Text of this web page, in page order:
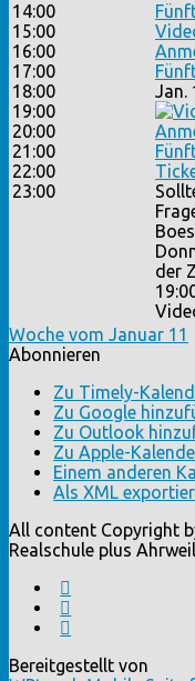
14:00
15:00
16:00
17:00
18:00
19:00
20:00
21:00
22:00
23:00
Jan.
der
Woche vom Januar 11
Abonnieren
Zu Timely-
Zu Google
Zu Outlook
Zu Apple-
Einem anderen
Als XML
All content Copyright
Realschule plus
Bereitgestellt von